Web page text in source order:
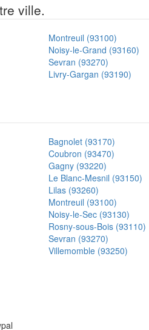
ville.
Montreuil (93100)
Noisy-le-Grand (93160)
Sevran (93270)
Livry-Gargan (93190)
Bagnolet (93170)
Coubron (93470)
Gagny (93220)
Le Blanc-Mesnil (93150)
Lilas (93260)
Montreuil (93100)
Noisy-le-Sec (93130)
Rosny-sous-Bois (93110)
Sevran (93270)
Villemomble (93250)